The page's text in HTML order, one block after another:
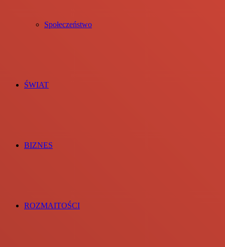
Społeczeństwo
ŚWIAT
BIZNES
ROZMAITOŚCI